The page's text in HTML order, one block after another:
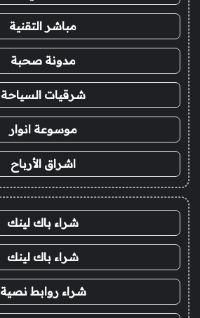
مباشر التقنية
مدونة صحبة
شرقيات السياحة
موسوعة انوار
اشراق الأرباح
شراء باك لينك
شراء باك لينك
شراء روابط نصية